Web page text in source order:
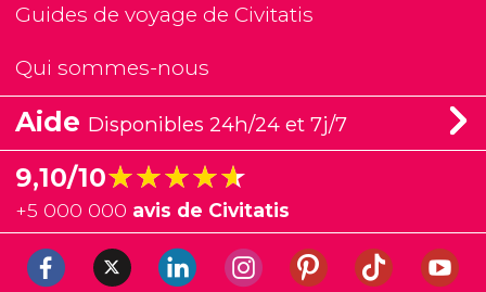
Guides de voyage de Civitatis
Qui sommes-nous
Aide Disponibles 24h/24 et 7j/7
9,10/10★★★★★
★★★★★
+5 000 000 avis de Civitatis